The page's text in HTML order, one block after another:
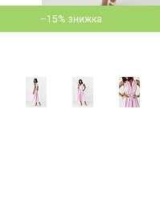
–15%